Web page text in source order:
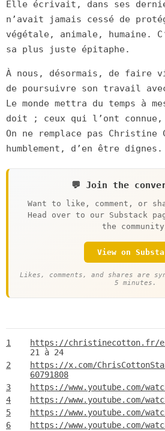
Elle écrivait, dans ses
n’avait jamais cessé de
végétale, animale, humaine.
sa plus juste épitaphe.
À nous, désormais, de faire
de poursuivre son travail
Le monde mettra du temps à
doit ; ceux qui l’ont
On ne remplace pas
humblement, d’en être dignes.
💬 Join the
Want to like, comment, or
Head over to our Substack
the
View on
Likes, comments, and shares are
5 minutes.
1 https://christinecotton.fr/
21 à 24
2
https://x.com/
60791808
3
https://www.youtube.com/
4
https://www.youtube.com/
5
https://www.youtube.com/
6
https://www.youtube.com/